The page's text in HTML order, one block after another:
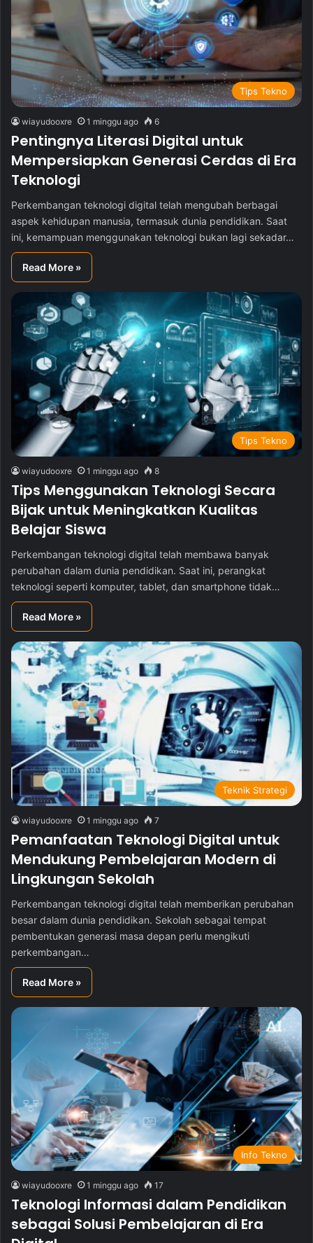
Tips Tekno
wiayudooxre 1 minggu ago 6
Pentingnya Literasi Digital untuk
Mempersiapkan Generasi Cerdas di Era
Teknologi
Perkembangan teknologi digital telah mengubah berbagai
aspek kehidupan manusia, termasuk dunia pendidikan. Saat
ini, kemampuan menggunakan teknologi bukan lagi sekadar…
Read More »
Tips Tekno
wiayudooxre 1 minggu ago 8
Tips Menggunakan Teknologi Secara
Bijak untuk Meningkatkan Kualitas
Belajar Siswa
Perkembangan teknologi digital telah membawa banyak
perubahan dalam dunia pendidikan. Saat ini, perangkat
teknologi seperti komputer, tablet, dan smartphone tidak…
Read More »
Teknik Strategi
wiayudooxre 1 minggu ago 7
Pemanfaatan Teknologi Digital untuk
Mendukung Pembelajaran Modern di
Lingkungan Sekolah
Perkembangan teknologi digital telah memberikan perubahan
besar dalam dunia pendidikan. Sekolah sebagai tempat
pembentukan generasi masa depan perlu mengikuti
perkembangan…
Read More »
Info Tekno
wiayudooxre 1 minggu ago 17
Teknologi Informasi dalam Pendidikan
sebagai Solusi Pembelajaran di Era